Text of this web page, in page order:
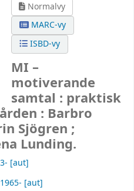
Normalvy
MARC-vy
ISBD-vy
MI –
motiverande
samtal : praktisk
: Barbro
Sjögren ;
Lunding.
[aut]
[aut]